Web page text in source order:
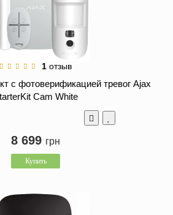
1 отзыв
с фотоверификацией тревог Ajax
Cam White
8 699 грн
Купить